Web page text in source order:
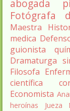
abogada
Fotógrafa
Maestra
medica
guionista
Dramaturga
Filosofa
científica
Economista
heroínas
Jueza